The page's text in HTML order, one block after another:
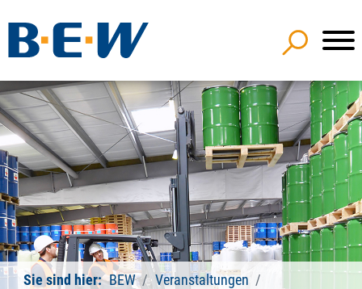
Sie sind hier: BEW
Veranstaltungen